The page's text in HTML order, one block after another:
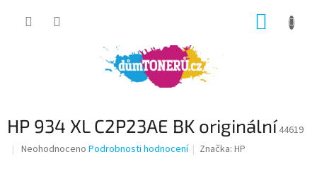
HP 934 XL C2P23AE BK originální 44619
Průměrné
Neohodnoceno Podrobnosti hodnocení Značka:HP